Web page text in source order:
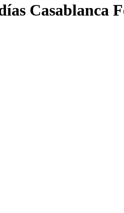
Casablanca